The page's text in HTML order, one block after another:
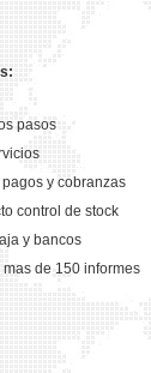
pasos
y cobranzas
control de stock
y bancos
de 150 informes